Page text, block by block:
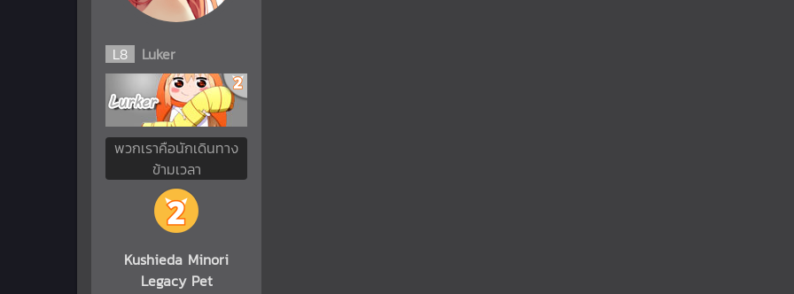
L8 Luker
พวกเราคือนักเดินทาง
ข้ามเวลา
Kushieda Minori
Legacy Pet